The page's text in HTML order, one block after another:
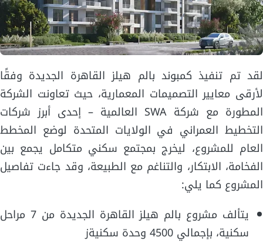
لقد تم تنفيذ كمبوند بالم هيلز القاهرة الجديدة وفقًا
لأرقى معايير التصميمات المعمارية، حيث تعاونت الشركة
المطورة مع شركة SWA العالمية – إحدى أبرز شركات
التخطيط العمراني في الولايات المتحدة لوضع المخطط
العام للمشروع، ليخرج بمجتمع سكني متكامل يجمع بين
الفخامة، الابتكار، والتناغم مع الطبيعة، وقد جاءت تفاصيل
المشروع كما يلي:
يتألف مشروع بالم هيلز القاهرة الجديدة من 7 مراحل
سكنية، بإجمالي 4500 وحدة سكنيةز